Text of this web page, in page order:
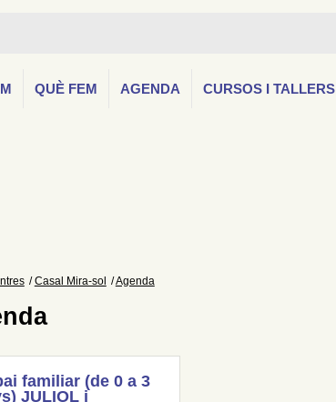
QUÈ FEM AGENDA CURSOS I TALLERS
Casal Mira-sol Agenda
familiar (de 0 a 3
JULIOL i